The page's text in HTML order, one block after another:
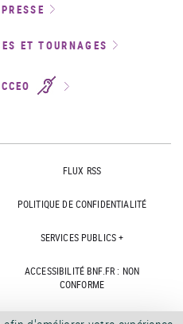
ET TOURNAGES
FLUX RSS
POLITIQUE DE CONFIDENTIALITÉ
SERVICES PUBLICS +
ACCESSIBILITÉ BNF.FR : NON
CONFORME
OFFRES D'EMPLOI